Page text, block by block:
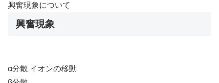
興奮現象について
興奮現象
α分散 イオンの移動